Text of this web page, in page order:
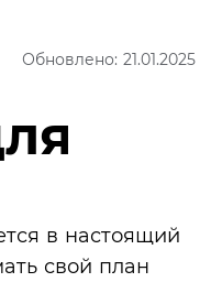
Обновлено: 21.01.2025
в настоящий
свой план